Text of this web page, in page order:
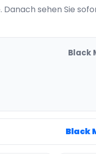
Danach sehen Sie
Black
Black